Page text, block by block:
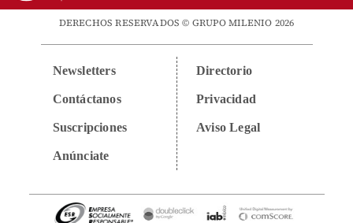
DERECHOS RESERVADOS © GRUPO MILENIO 2026
Newsletters
Contáctanos
Suscripciones
Anúnciate
Directorio
Privacidad
Aviso Legal